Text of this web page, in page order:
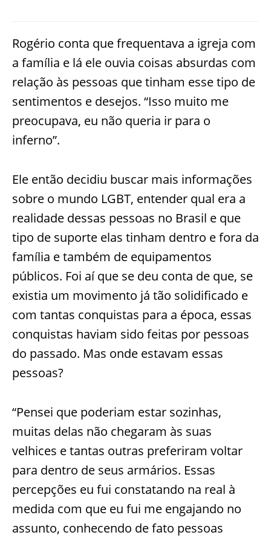
Rogério conta que frequentava a igreja com
a família e lá ele ouvia coisas absurdas com
relação às pessoas que tinham esse tipo de
sentimentos e desejos. “Isso muito me
preocupava, eu não queria ir para o
inferno”.
Ele então decidiu buscar mais informações
sobre o mundo LGBT, entender qual era a
realidade dessas pessoas no Brasil e que
tipo de suporte elas tinham dentro e fora da
família e também de equipamentos
públicos. Foi aí que se deu conta de que, se
existia um movimento já tão solidificado e
com tantas conquistas para a época, essas
conquistas haviam sido feitas por pessoas
do passado. Mas onde estavam essas
pessoas?
“Pensei que poderiam estar sozinhas,
muitas delas não chegaram às suas
velhices e tantas outras preferiram voltar
para dentro de seus armários. Essas
percepções eu fui constatando na real à
medida com que eu fui me engajando no
assunto, conhecendo de fato pessoas